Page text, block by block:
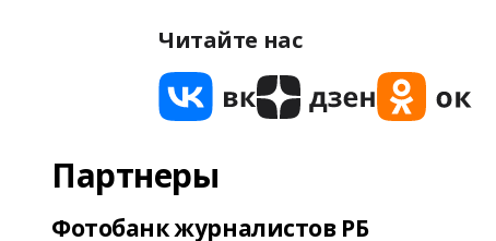
Читайте нас
Партнеры
Фотобанк журналистов РБ